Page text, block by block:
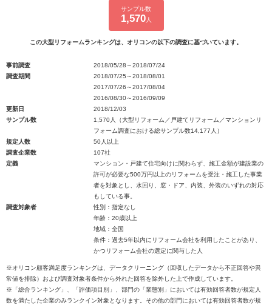
サンプル数
1,570人
この大型リフォームランキングは、オリコンの以下の調査に基づいています。
事前調査
2018/05/28～2018/07/24
調査期間
2018/07/25～2018/08/01
2017/07/26～2017/08/04
2016/08/30～2016/09/09
更新日
2018/12/03
サンプル数
1,570人（大型リフォーム／戸建てリフォーム／マンションリ
フォーム調査における総サンプル数14,177人）
規定人数
50人以上
調査企業数
107社
定義
マンション・戸建て住宅向けに関わらず、施工金額が建設業の
許可が必要な500万円以上のリフォームを受注・施工した事業
者を対象とし、水回り、窓・ドア、内装、外装のいずれの対応
もしている事。
調査対象者
性別：指定なし
年齢：20歳以上
地域：全国
条件：過去5年以内にリフォーム会社を利用したことがあり、
かつリフォーム会社の選定に関与した人
※オリコン顧客満足度ランキングは、データクリーニング（回収したデータから不正回答や異
常値を排除）および調査対象者条件から外れた回答を除外した上で作成しています。
※「総合ランキング」、「評価項目別」、部門の「業態別」においては有効回答者数が規定人
数を満たした企業のみランクイン対象となります。その他の部門においては有効回答者数が規